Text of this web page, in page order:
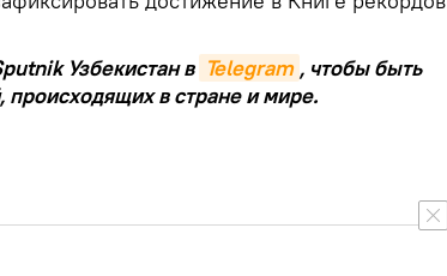
Узбекистан в Telegram , чтобы быть
происходящих в стране и мире.